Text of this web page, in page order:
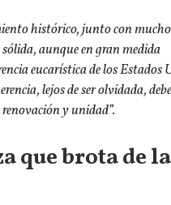
histórico, junto con
aunque en gran medida
eucarística de los Estados
lejos de ser olvidada,
y unidad”.
que brota de la